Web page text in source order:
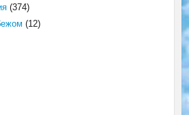
(374)
(12)